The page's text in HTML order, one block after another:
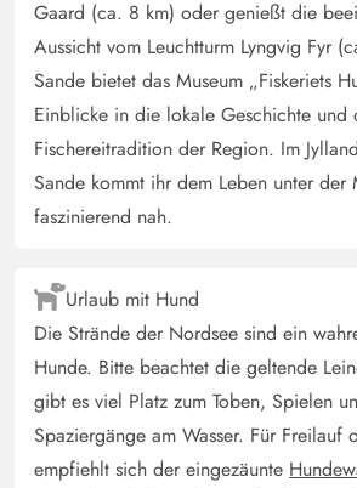
Gaard (ca. 8 km) oder genießt die
Aussicht vom Leuchtturm Lyngvig Fyr
Sande bietet das Museum „Fiskeriets
Einblicke in die lokale Geschichte und
Fischereitradition der Region. Im
Sande kommt ihr dem Leben unter der
faszinierend nah.
Urlaub mit Hund
Die Strände der Nordsee sind ein
Hunde. Bitte beachtet die geltende
gibt es viel Platz zum Toben, Spielen
Spaziergänge am Wasser. Für Freilauf
empfiehlt sich der eingezäunte